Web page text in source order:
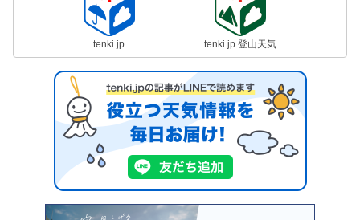
tenki.jp tenki.jp 登山天気